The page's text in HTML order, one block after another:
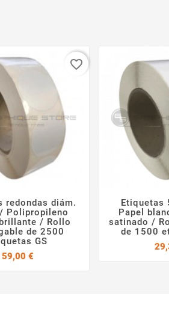
 
redondas diám.
Polipropileno
/ Rollo
de 2500
GS
59,00 €
favorite_border

Etiquetas
Papel
satinado /
de 1500